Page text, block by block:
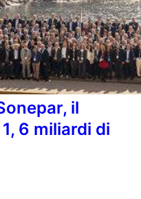
il
6 miliardi di